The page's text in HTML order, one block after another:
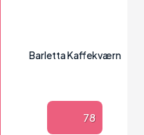
Barletta Kaffekværn
78